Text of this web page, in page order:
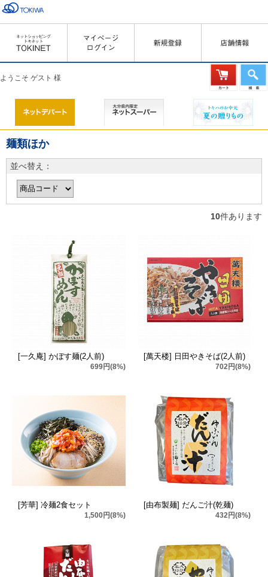
ようこそ ゲスト 様
麺類ほか
並べ替え：
10件あります
[一久庵] かぼす麺(2人前)
699円(8%)
[萬天楼] 日田やきそば(2人前)
702円(8%)
[芳華] 冷麺2食セット
1,500円(8%)
[由布製麺] だんご汁(乾麺)
432円(8%)